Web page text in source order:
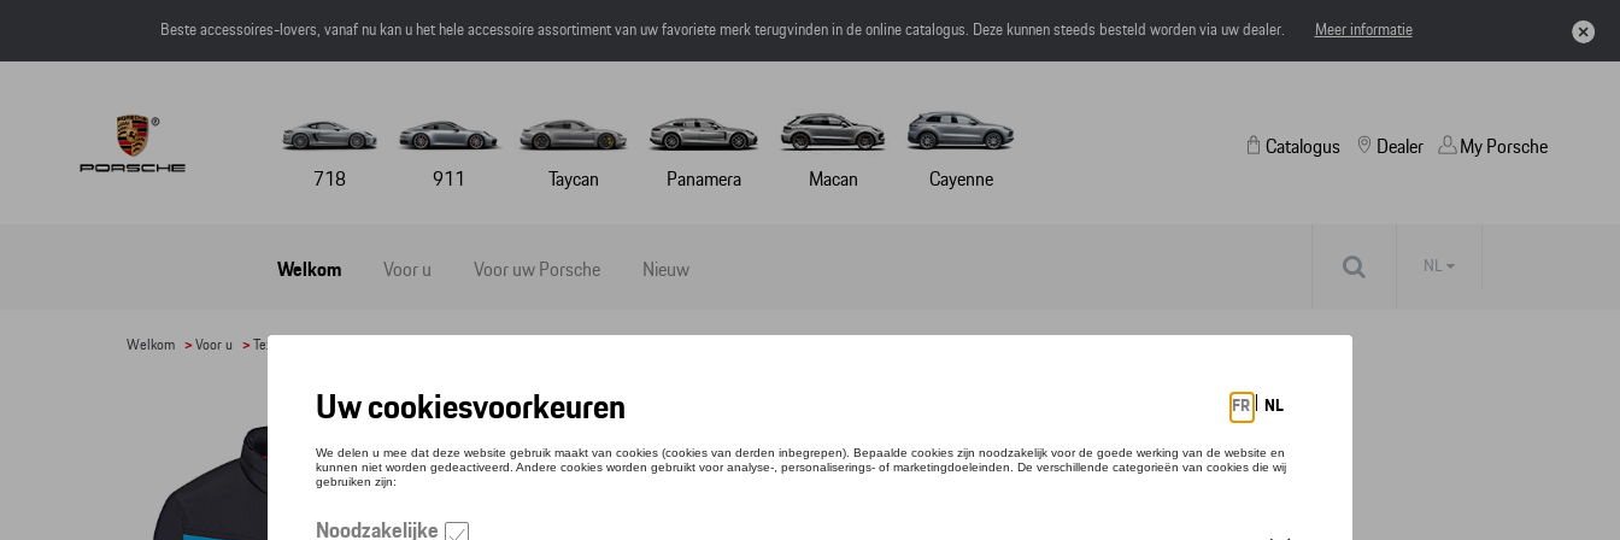
Beste accessoires-lovers, vanaf nu kan u het hele accessoire assortiment van uw favoriete merk terugvinden in de online catalogus. Deze kunnen steeds besteld worden via uw dealer. Meer informatie
718 911 Taycan Panamera Macan Cayenne
Catalogus
Welkom Voor u Voor uw Porsche Nieuw
Dealer My Porsche
NL
Welkom >Voor u >Textiel
WINDBREAKER - MARTINI RACING - S
Referentie: WAP55600S0P0MR